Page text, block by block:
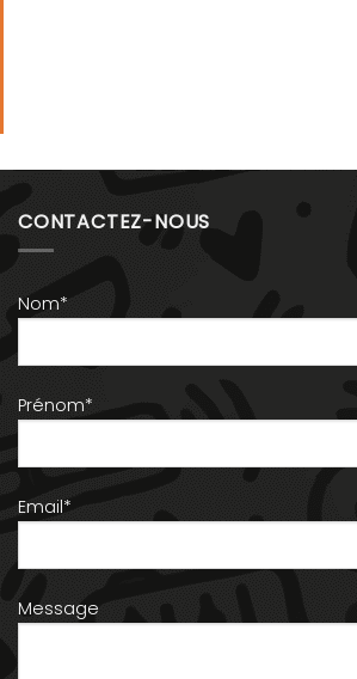
CONTACTEZ-NOUS
Nom*
Prénom*
Email*
Message